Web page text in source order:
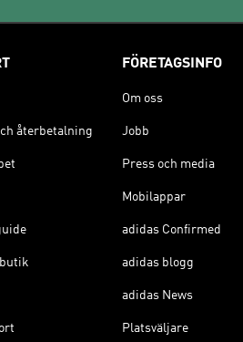
återbetalning
FÖRETAGSINFO
Om oss
Jobb
Press och media
Mobilappar
adidas Confirmed
adidas blogg
adidas News
Platsväljare